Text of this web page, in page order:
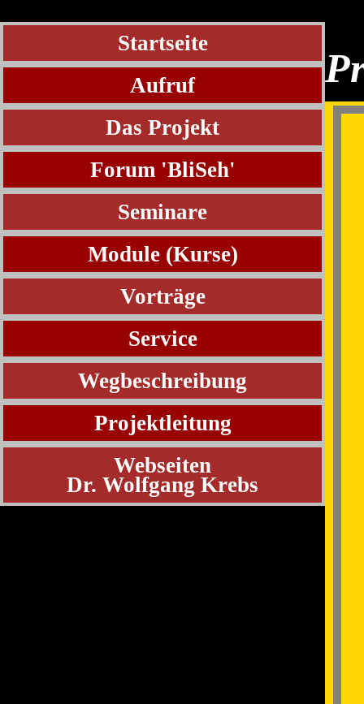
Startseite
Aufruf
Das Projekt
Forum 'BliSeh'
Seminare
Module (Kurse)
Vorträge
Service
Wegbeschreibung
Projektleitung
Webseiten
Dr. Wolfgang Krebs